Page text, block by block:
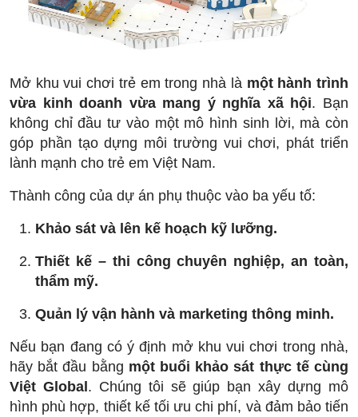
Mở khu vui chơi trẻ em trong nhà là một hành trình
vừa kinh doanh vừa mang ý nghĩa xã hội. Bạn
không chỉ đầu tư vào một mô hình sinh lời, mà còn
góp phần tạo dựng môi trường vui chơi, phát triển
lành mạnh cho trẻ em Việt Nam.
Thành công của dự án phụ thuộc vào ba yếu tố:
Khảo sát và lên kế hoạch kỹ lưỡng.
Thiết kế – thi công chuyên nghiệp, an toàn,
thẩm mỹ.
Quản lý vận hành và marketing thông minh.
Nếu bạn đang có ý định mở khu vui chơi trong nhà,
hãy bắt đầu bằng một buổi khảo sát thực tế cùng
Việt Global. Chúng tôi sẽ giúp bạn xây dựng mô
hình phù hợp, thiết kế tối ưu chi phí, và đảm bảo tiến